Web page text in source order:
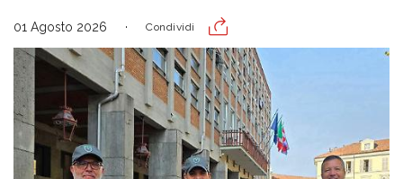
01 Agosto 2026 Condividi